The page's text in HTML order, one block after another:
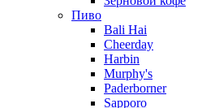
Пиво
Bali Hai
Cheerday
Harbin
Murphy's
Paderborner
Sapporo